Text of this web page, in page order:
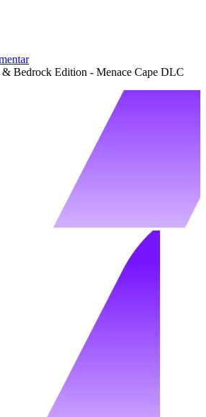
& Bedrock Edition - Menace Cape DLC